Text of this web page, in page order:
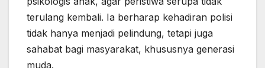
terulang kembali. Ia berharap kehadiran polisi
tidak hanya menjadi pelindung, tetapi juga
sahabat bagi masyarakat, khususnya generasi
muda.